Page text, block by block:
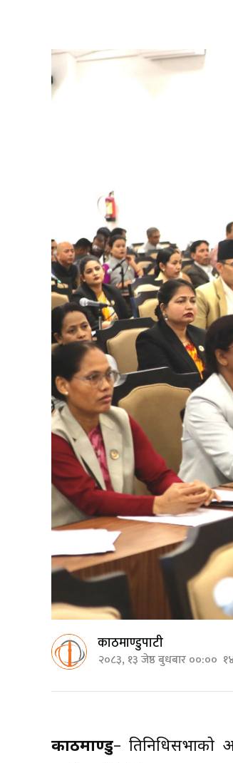
काठमाण्डुपाटी
२०८३, १३ जेष्ठ बुधबार ००:००
काठमाण्डु–